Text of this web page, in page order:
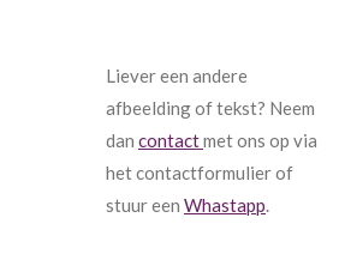
Liever een andere
afbeelding of tekst? Neem
dan contactmet ons op via
het contactformulier of
stuur een Whastapp.